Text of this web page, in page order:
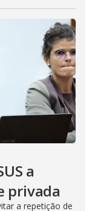
a
privada
a repetição de